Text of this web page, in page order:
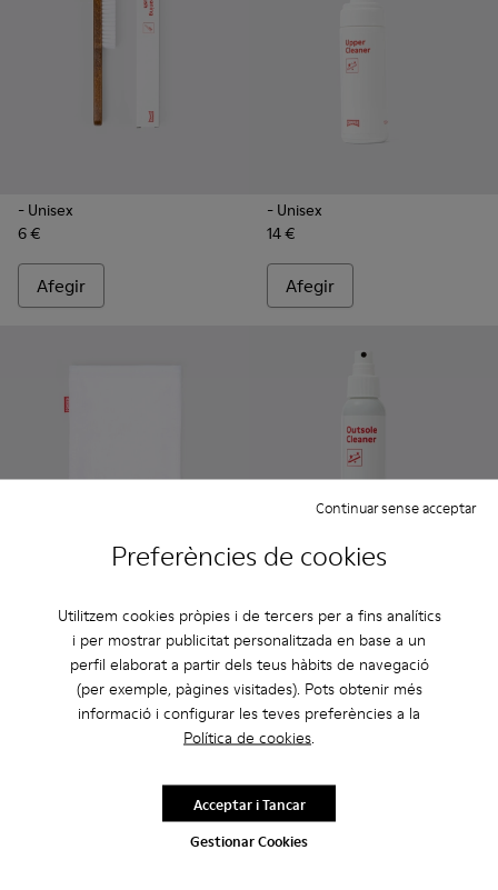
Preferències de cookies
Utilitzem cookies pròpies i de tercers per a fins analítics
i per mostrar publicitat personalitzada en base a un
perfil elaborat a partir dels teus hàbits de navegació
(per exemple, pàgines visitades). Pots obtenir més
informació i configurar les teves preferències a la
Política de cookies.
Gestionar Cookies
Continuar sense acceptar
Acceptar i Tancar
- Unisex
6 €
Afegir
- Unisex
14 €
Afegir
Afegir
15 €
Afegir